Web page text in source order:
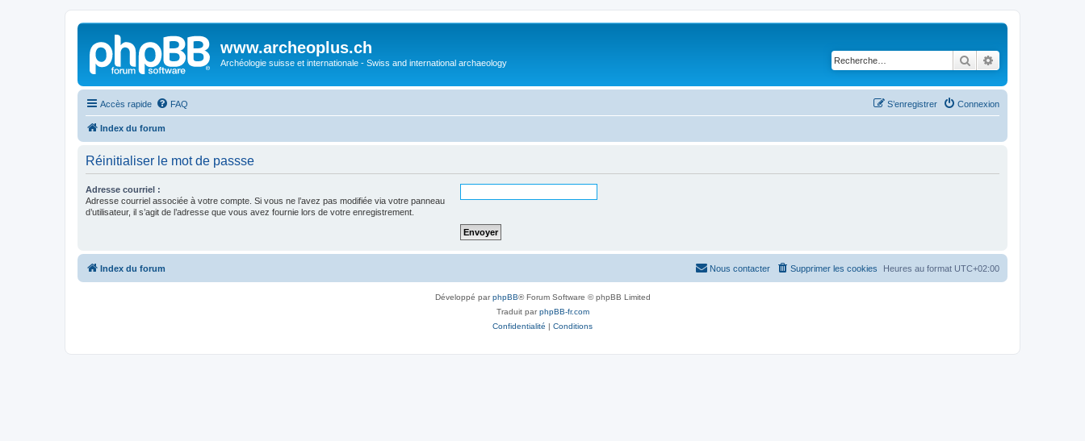
www.archeoplus.ch
Archéologie suisse et internationale - Swiss and international archaeology Rechercher
Accès rapide FAQ Connexion
S’enregistrer
Index du forum
Réinitialiser le mot de passse
Adresse courriel :
Adresse courriel associée à votre compte. Si vous ne l’avez pas modifiée via votre panneau
d’utilisateur, il s’agit de l’adresse que vous avez fournie lors de votre enregistrement.
Index du forum Heures au format UTC+02:00
Supprimer les cookies
Nous contacter
Développé parphpBB® Forum Software © phpBB Limited
Traduit parphpBB-fr.com
Confidentialité | Conditions